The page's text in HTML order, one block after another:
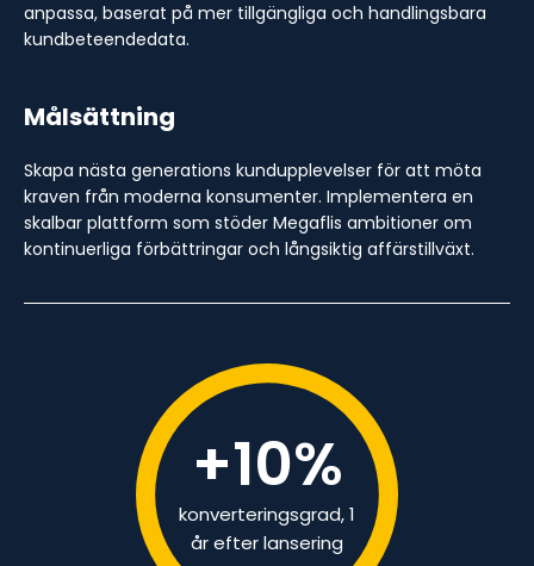
anpassa, baserat på mer tillgängliga och handlingsbara
kundbeteendedata.
Målsättning
Skapa nästa generations kundupplevelser för att möta
kraven från moderna konsumenter. Implementera en
skalbar plattform som stöder Megaflis ambitioner om
kontinuerliga förbättringar och långsiktig affärstillväxt.
+10%
konverteringsgrad, 1
år efter lansering